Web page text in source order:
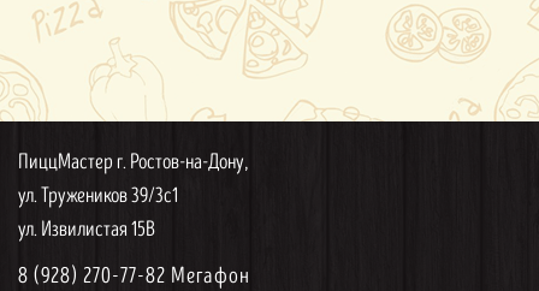
ПиццМастер г. Ростов-на-Дону,
ул. Тружеников 39/3с1
ул. Извилистая 15В
8 (928) 270-77-82 Мегафон